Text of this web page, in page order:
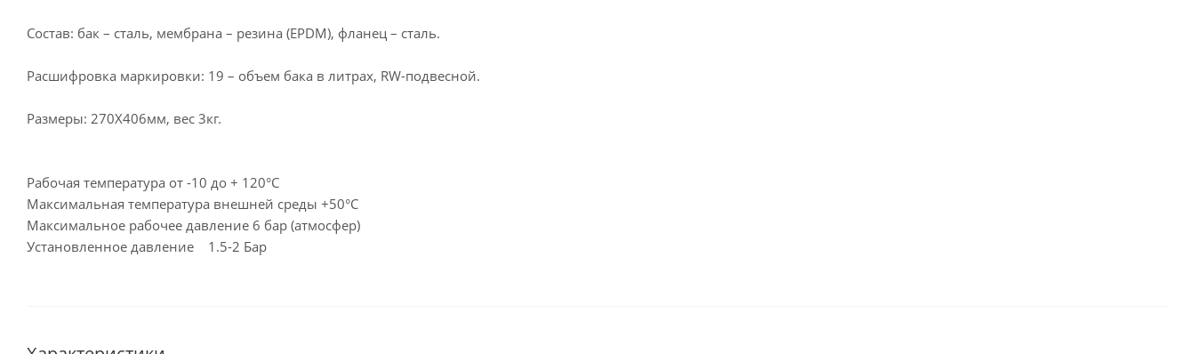
Состав: бак – сталь, мембрана – резина (EPDM), фланец – сталь.
Расшифровка маркировки: 19 – объем бака в литрах, RW-подвесной.
Размеры: 270Х406мм, вес 3кг.
Рабочая температура от -10 до + 120°С
Максимальная температура внешней среды +50°С
Максимальное рабочее давление 6 бар (атмосфер)
Установленное давление 1.5-2 Бар